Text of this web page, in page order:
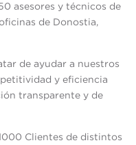
asesores y técnicos de
de Donostia,
de ayudar a nuestros
y eficiencia
transparente y de
Clientes de distintos